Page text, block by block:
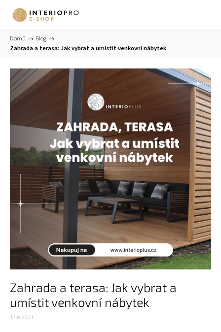
Domů / Blog /
Zahrada a terasa: Jak vybrat a umístit venkovní nábytek
Zahrada a terasa: Jak vybrat a
umístit venkovní nábytek
17.6.2023